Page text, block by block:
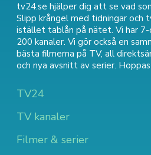
tv24.se hjälper dig att se vad
Slipp krångel med tidningar och
istället tablån på nätet. Vi har
200 kanaler. Vi gör också en
bästa filmerna på TV, all
och nya avsnitt av serier.
TV24
TV kanaler
Filmer & serier